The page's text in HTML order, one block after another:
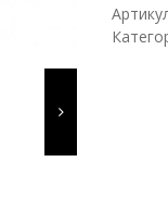
quantity